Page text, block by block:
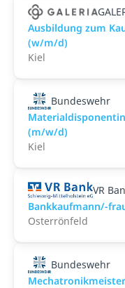
Ausbildung zum
(w/m/d)
Kiel
Bundeswehr
(m/w/d)
Kiel
VR
Bankkaufmann/-
Osterrönfeld
Bundeswehr